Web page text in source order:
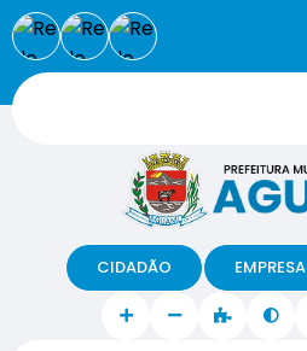
CIDADÃO EMPRESA